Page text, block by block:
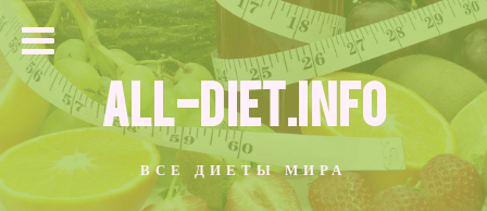
ALL-DIET.INFO
ВСЕ ДИЕТЫ МИРА